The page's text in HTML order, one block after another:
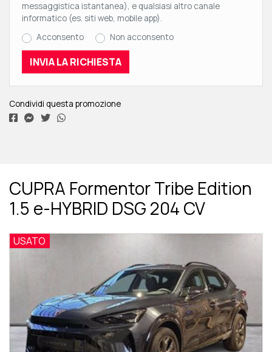
messaggistica istantanea), e qualsiasi altro canale
informatico (es. siti web, mobile app).
Acconsento
Non acconsento
Condividi questa promozione
CUPRA Formentor Tribe Edition
1.5 e-HYBRID DSG 204 CV
USATO